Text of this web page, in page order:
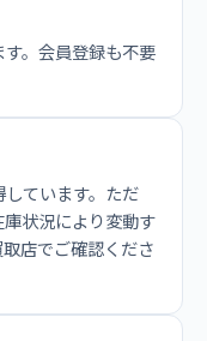
。会員登録も不要
ています。ただ
状況により変動す
店でご確認くださ